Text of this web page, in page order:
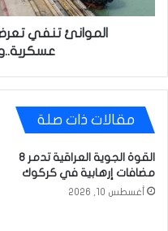
الموانئ تنفي
مقالات ذات صلة
القوة الجوية العراقية تدمر 8
مضافات إرهابية في كركوك
أغسطس 10, 2026